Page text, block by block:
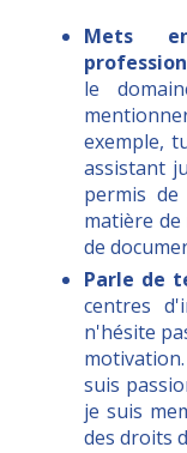
Mets
le
exemple,
assistant
permis de
matière
de
Parle de
centres
n'hésite
suis
je suis
des droits